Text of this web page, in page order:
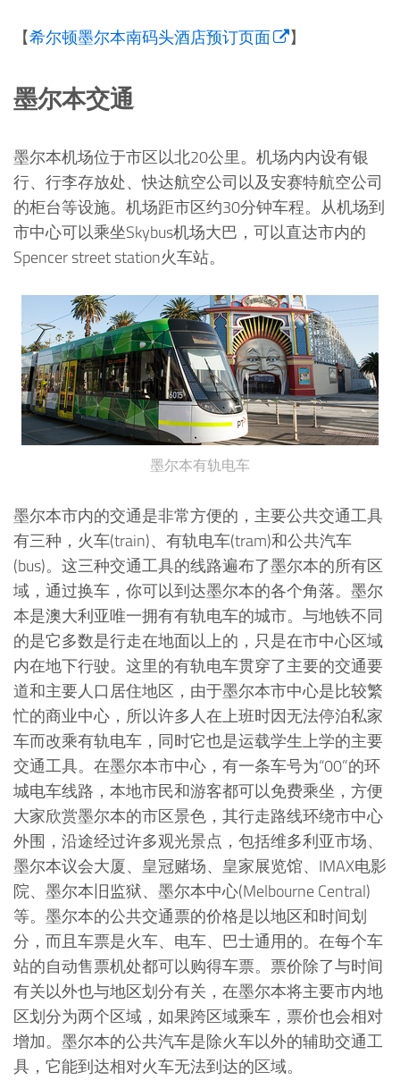
【希尔顿墨尔本南码头酒店预订页面 】
墨尔本交通
墨尔本机场位于市区以北20公里。机场内内设有银
行、行李存放处、快达航空公司以及安赛特航空公司
的柜台等设施。机场距市区约30分钟车程。从机场到
市中心可以乘坐Skybus机场大巴，可以直达市内的
Spencer street station火车站。
墨尔本有轨电车
墨尔本市内的交通是非常方便的，主要公共交通工具
有三种，火车(train)、有轨电车(tram)和公共汽车
(bus)。这三种交通工具的线路遍布了墨尔本的所有区
域，通过换车，你可以到达墨尔本的各个角落。墨尔
本是澳大利亚唯一拥有有轨电车的城市。与地铁不同
的是它多数是行走在地面以上的，只是在市中心区域
内在地下行驶。这里的有轨电车贯穿了主要的交通要
道和主要人口居住地区，由于墨尔本市中心是比较繁
忙的商业中心，所以许多人在上班时因无法停泊私家
车而改乘有轨电车，同时它也是运载学生上学的主要
交通工具。在墨尔本市中心，有一条车号为“00”的环
城电车线路，本地市民和游客都可以免费乘坐，方便
大家欣赏墨尔本的市区景色，其行走路线环绕市中心
外围，沿途经过许多观光景点，包括维多利亚市场、
墨尔本议会大厦、皇冠赌场、皇家展览馆、IMAX电影
院、墨尔本旧监狱、墨尔本中心(Melbourne Central)
等。墨尔本的公共交通票的价格是以地区和时间划
分，而且车票是火车、电车、巴士通用的。在每个车
站的自动售票机处都可以购得车票。票价除了与时间
有关以外也与地区划分有关，在墨尔本将主要市内地
区划分为两个区域，如果跨区域乘车，票价也会相对
增加。墨尔本的公共汽车是除火车以外的辅助交通工
具，它能到达相对火车无法到达的区域。